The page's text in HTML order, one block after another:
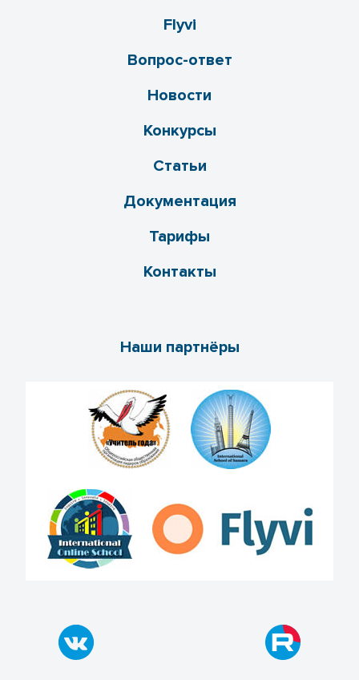
Flyvi
Вопрос-ответ
Новости
Конкурсы
Статьи
Документация
Тарифы
Контакты
Наши партнёры